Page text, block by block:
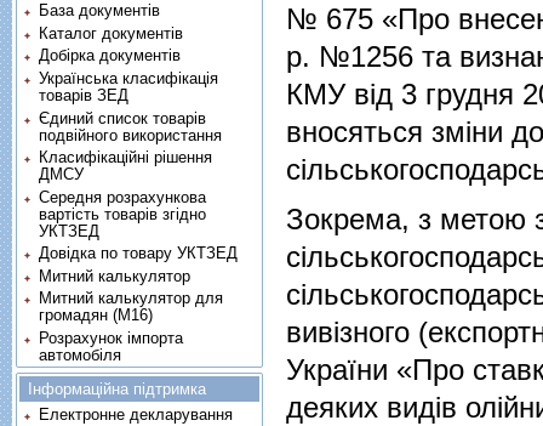
№ 675 «Про
р. №1256 та
КМУ від 3 грудня
вносяться зміни
Зокрема, з метою
вивізного
України «Про
деяких видів
База документів
Каталог документів
Добірка документів
Українська класифікація
товарів ЗЕД
Єдиний список товарів
подвійного використання
Класифікаційні рішення
ДМСУ
Середня розрахункова
вартість товарів згідно
УКТЗЕД
Довідка по товару УКТЗЕД
Митний калькулятор
Митний калькулятор для
громадян (М16)
Розрахунок імпорта
автомобіля
Інформаційна підтримка
Електронне декларування